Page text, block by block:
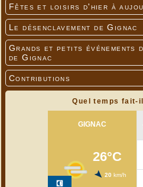
Fêtes et loisirs d'hier à
Le désenclavement de Gignac
Grands et petits événements
de Gignac
Contributions
Quel temps